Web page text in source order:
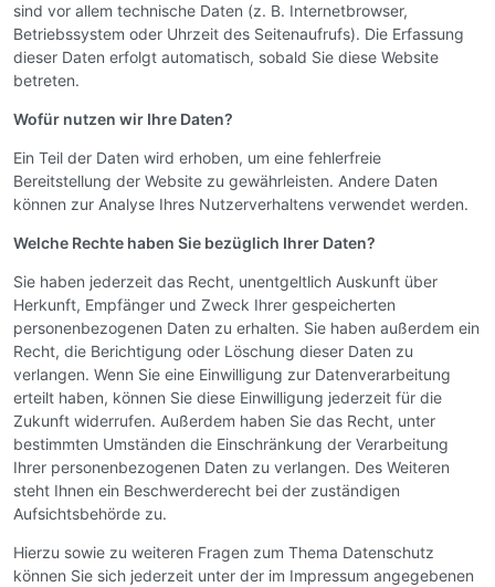
sind vor allem technische Daten (z. B. Internetbrowser,
Betriebssystem oder Uhrzeit des Seitenaufrufs). Die Erfassung
dieser Daten erfolgt automatisch, sobald Sie diese Website
betreten.
Wofür nutzen wir Ihre Daten?
Ein Teil der Daten wird erhoben, um eine fehlerfreie
Bereitstellung der Website zu gewährleisten. Andere Daten
können zur Analyse Ihres Nutzerverhaltens verwendet werden.
Welche Rechte haben Sie bezüglich Ihrer Daten?
Sie haben jederzeit das Recht, unentgeltlich Auskunft über
Herkunft, Empfänger und Zweck Ihrer gespeicherten
personenbezogenen Daten zu erhalten. Sie haben außerdem ein
Recht, die Berichtigung oder Löschung dieser Daten zu
verlangen. Wenn Sie eine Einwilligung zur Datenverarbeitung
erteilt haben, können Sie diese Einwilligung jederzeit für die
Zukunft widerrufen. Außerdem haben Sie das Recht, unter
bestimmten Umständen die Einschränkung der Verarbeitung
Ihrer personenbezogenen Daten zu verlangen. Des Weiteren
steht Ihnen ein Beschwerderecht bei der zuständigen
Aufsichtsbehörde zu.
Hierzu sowie zu weiteren Fragen zum Thema Datenschutz
können Sie sich jederzeit unter der im Impressum angegebenen